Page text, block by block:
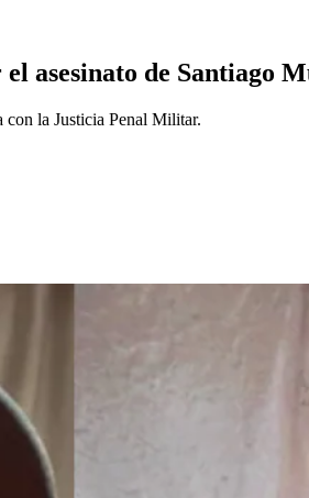
asesinato de Santiago
con la Justicia Penal Militar.